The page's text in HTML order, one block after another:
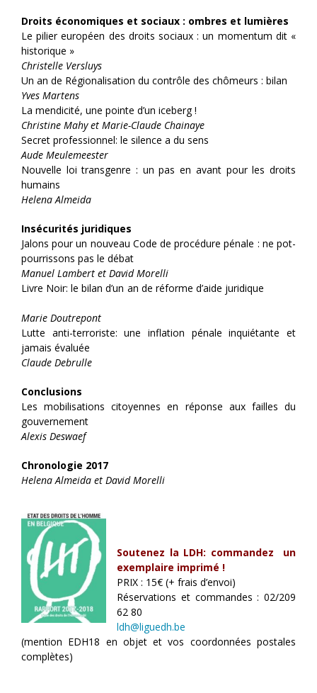
Droits économiques et sociaux : ombres et lumières
Le pilier européen des droits sociaux : un momentum dit «
historique »
Christelle Versluys
Un an de Régionalisation du contrôle des chômeurs : bilan
Yves Martens
La mendicité, une pointe d’un iceberg !
Christine Mahy et Marie-Claude Chainaye
Secret professionnel: le silence a du sens
Aude Meulemeester
Nouvelle loi transgenre : un pas en avant pour les droits
humains
Helena Almeida
Insécurités juridiques
Jalons pour un nouveau Code de procédure pénale : ne pot-
pourrissons pas le débat
Manuel Lambert et David Morelli
Livre Noir: le bilan d’un an de réforme d’aide juridique
Marie Doutrepont
Lutte anti-terroriste: une inflation pénale inquiétante et
jamais évaluée
Claude Debrulle
Conclusions
Les mobilisations citoyennes en réponse aux failles du
gouvernement
Alexis Deswaef
Chronologie 2017
Helena Almeida et David Morelli
Soutenez la LDH: commandez un
exemplaire imprimé !
PRIX : 15€ (+ frais d’envoi)
Réservations et commandes : 02/209
62 80
ldh@liguedh.be
(mention EDH18 en objet et vos coordonnées postales
complètes)